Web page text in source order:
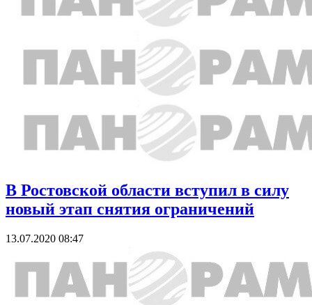
В Ростовской области вступил в силу
новый этап снятия ограничений
13.07.2020 08:47